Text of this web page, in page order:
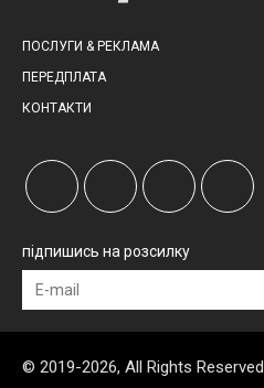
ПОСЛУГИ & РЕКЛАМА
ПЕРЕДПЛАТА
КОНТАКТИ
підпишись на розсилку
© 2019-2026, All Rights Reserved